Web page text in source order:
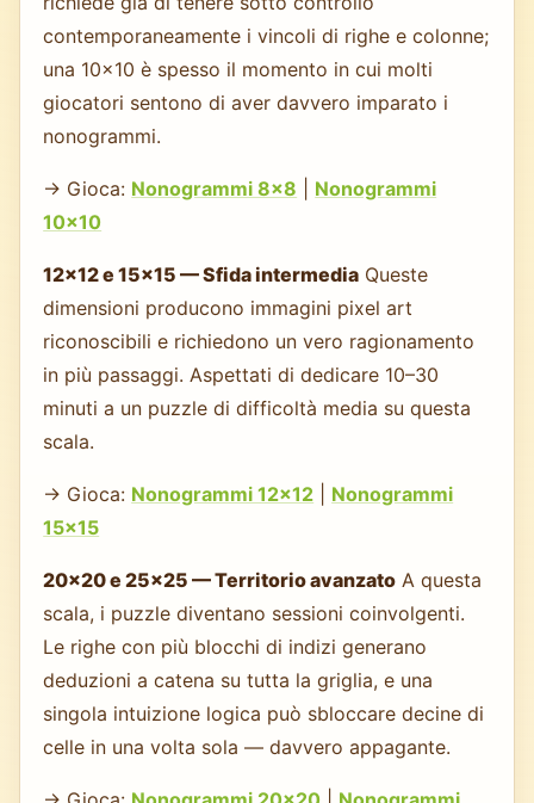
contemporaneamente i vincoli di righe e colonne;
una 10×10 è spesso il momento in cui molti
giocatori sentono di aver davvero imparato i
nonogrammi.
→ Gioca: Nonogrammi 8×8
Nonogrammi
10×10
12×12 e 15×15 — Sfida intermedia Queste
dimensioni producono immagini pixel art
riconoscibili e richiedono un vero ragionamento
in più passaggi. Aspettati di dedicare 10–30
minuti a un puzzle di difficoltà media su questa
scala.
→ Gioca: Nonogrammi 12×12
Nonogrammi
15×15
20×20 e 25×25 — Territorio avanzato A questa
scala, i puzzle diventano sessioni coinvolgenti.
Le righe con più blocchi di indizi generano
deduzioni a catena su tutta la griglia, e una
singola intuizione logica può sbloccare decine di
celle in una volta sola — davvero appagante.